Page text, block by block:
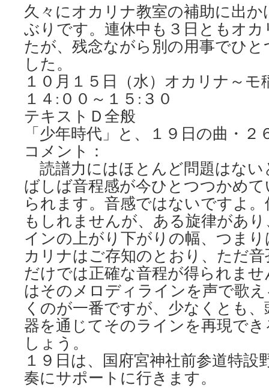
久々にオカリナ教室の補助に出
ぶりです。連休中も３日ともオ
たが、残念ながら別の用事でひ
した。
１０月１５日（水）オカリナ～モ
１４:００～１５:３０
テキストＤ全般
「少年時代」と、１９日の曲・２
コメント：
読譜力にはほとんど問題はな
ばしば音程感が今ひとつつかめ
られます。音感ではないですよ
もしれませんが、ある旋律があ
インの上がり下がりの幅、つま
カリナはご存知のとおり、ただ
だけでは正確な音程が得られま
はそのメロディラインを声で歌
くのが一番ですが、少なくとも
器を通じてそのラインを再現で
しょう。
１９日は、国府宮神社前参道特設
奏にサポートに行きます。